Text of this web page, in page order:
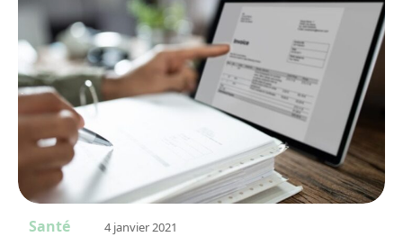
Santé 4 janvier 2021